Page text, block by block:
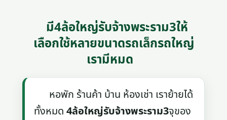
มี4ล้อใหญ่รับจ้างพระราม3ให้
เลือกใช้หลายขนาดรถเล็กรถใหญ่
เรามีหมด
หอพัก ร้านค้า บ้าน ห้องเช่า เราย้ายได้
ทั้งหมด4ล้อใหญ่รับจ้างพระราม3จุของ